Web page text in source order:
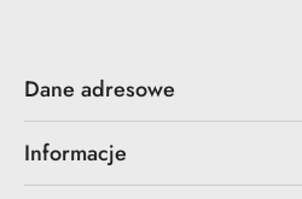
Dane adresowe
Informacje